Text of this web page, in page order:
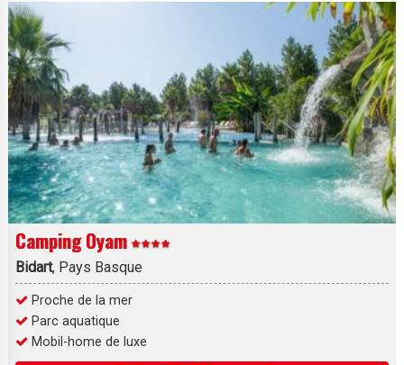
Camping Oyam
Bidart, Pays Basque
Proche de la mer
Parc aquatique
Mobil-home de luxe